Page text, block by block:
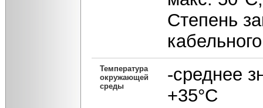
Степень
Температура
окружающей
среды
-среднее
+35°С